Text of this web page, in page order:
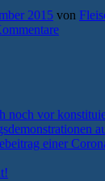
2015 von
noch vor
einer